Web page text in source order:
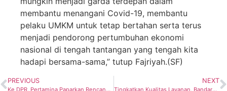
membantu menangani Covid-19, membantu
pelaku UMKM untuk tetap bertahan serta terus
menjadi pendorong pertumbuhan ekonomi
nasional di tengah tantangan yang tengah kita
hadapi bersama-sama,” tutup Fajriyah.(SF)
PREVIOUS NEXT